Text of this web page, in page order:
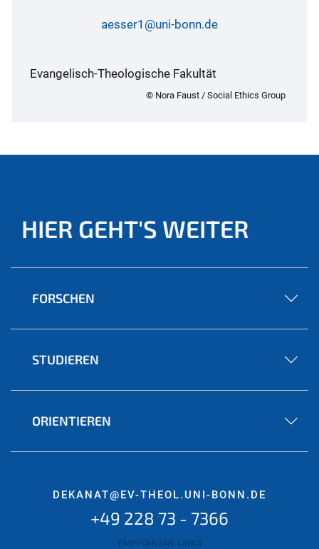
aesser1@uni-bonn.de
Evangelisch-Theologische Fakultät
© Nora Faust / Social Ethics Group
HIER GEHT'S WEITER
FORSCHEN
STUDIEREN
ORIENTIEREN
DEKANAT@EV-THEOL.UNI-BONN.DE
+49 228 73 - 7366
EMPFOHLENE LINKS